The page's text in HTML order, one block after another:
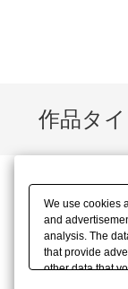
作品タ
We use cookies
and
analysis. The
that provide
other data that